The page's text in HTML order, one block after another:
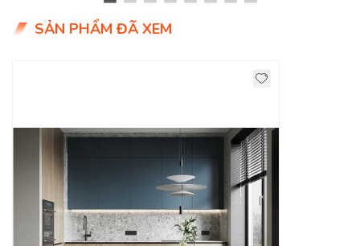
mối mọt hiện đại, mà tủ bếp gỗ tạiDecoVietcó khả năng
kháng ẩm cực kỳ cao, rắn chắc, chống cong vênh rất tốt và
hạn chế ẩm mốc đạt đến mức độ tối đa. Vì vậy, đây được xem
như là chất liệu tốt nhất để lựa chọn thiết kế thi công tủ bếp
gỗ công nghiệp với mức giá hợp lý.
SẢN PHẨM ĐÃ XEM